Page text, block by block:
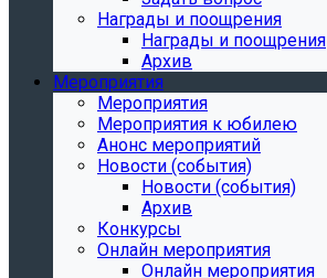
Награды и поощрения
Награды и поощрения
Архив
Мероприятия
Мероприятия
Мероприятия к юбилею
Анонс мероприятий
Новости (события)
Новости (события)
Архив
Конкурсы
Онлайн мероприятия
Онлайн мероприятия